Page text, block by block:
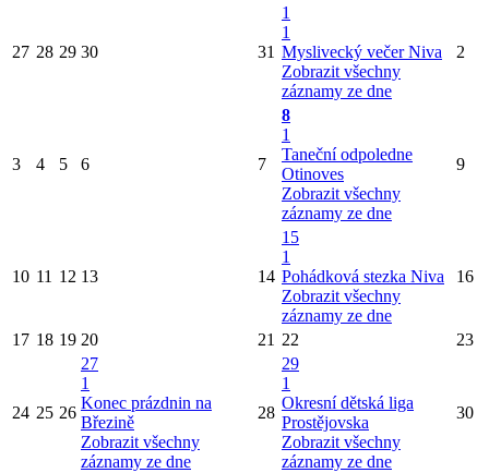
27 28 29 30 31
1
1
Myslivecký večer Niva
Zobrazit všechny
záznamy ze dne
2
3 4 5 6 7
8
1
Taneční odpoledne
Otinoves
Zobrazit všechny
záznamy ze dne
9
10 11 12 13 14
15
1
Pohádková stezka Niva
Zobrazit všechny
záznamy ze dne
16
17 18 19 20 21 22 23
24 25 26
27
1
Konec prázdnin na
Březině
Zobrazit všechny
záznamy ze dne
28
29
1
Okresní dětská liga
Prostějovska
Zobrazit všechny
záznamy ze dne
30